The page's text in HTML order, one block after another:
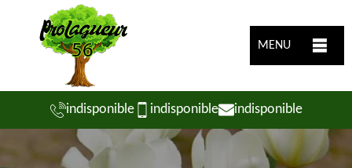
MENU
indisponible indisponible indisponible